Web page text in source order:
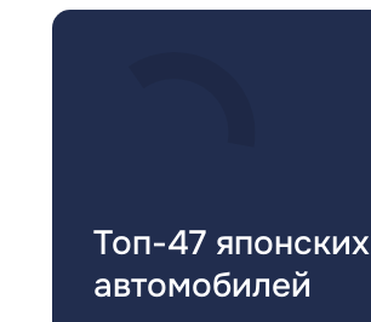
Топ-47 японских
автомобилей